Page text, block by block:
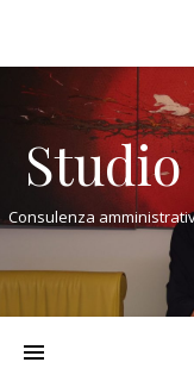
Consulenza